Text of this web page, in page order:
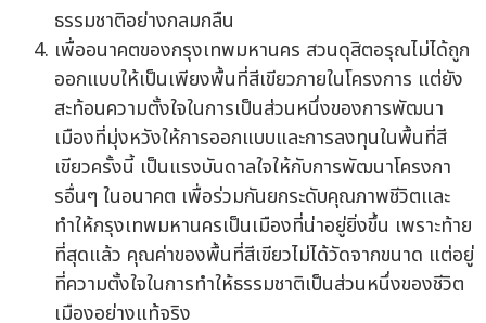
ธรรมชาติอย่างกลมกลืน
เพื่ออนาคตของกรุงเทพมหานคร สวนดุสิตอรุณไม่ได้ถูก
ออกแบบให้เป็นเพียงพื้นที่สีเขียวภายในโครงการ แต่ยัง
สะท้อนความตั้งใจในการเป็นส่วนหนึ่งของการพัฒนา
เมืองที่มุ่งหวังให้การออกแบบและการลงทุนในพื้นที่สี
เขียวครั้งนี้ เป็นแรงบันดาลใจให้กับการพัฒนาโครงกา
รอื่นๆ ในอนาคต เพื่อร่วมกันยกระดับคุณภาพชีวิตและ
ทำให้กรุงเทพมหานครเป็นเมืองที่น่าอยู่ยิ่งขึ้น เพราะท้าย
ที่สุดแล้ว คุณค่าของพื้นที่สีเขียวไม่ได้วัดจากขนาด แต่อยู่
ที่ความตั้งใจในการทำให้ธรรมชาติเป็นส่วนหนึ่งของชีวิต
เมืองอย่างแท้จริง